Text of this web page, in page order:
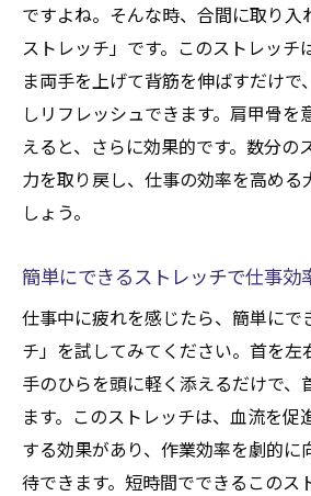
ですよね。そんな時、合間に取り入
ストレッチ」です。このストレッチ
ま両手を上げて背筋を伸ばすだけで
しリフレッシュできます。肩甲骨を
えると、さらに効果的です。数分の
力を取り戻し、仕事の効率を高める
しょう。
簡単にできるストレッチで仕事効
仕事中に疲れを感じたら、簡単にで
チ」を試してみてください。首を左
手のひらを頭に軽く添えるだけで、
ます。このストレッチは、血流を促
する効果があり、作業効率を劇的に
待できます。短時間でできるこのス